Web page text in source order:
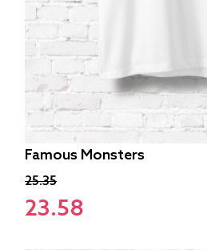
Famous Monsters
25.35
23.58